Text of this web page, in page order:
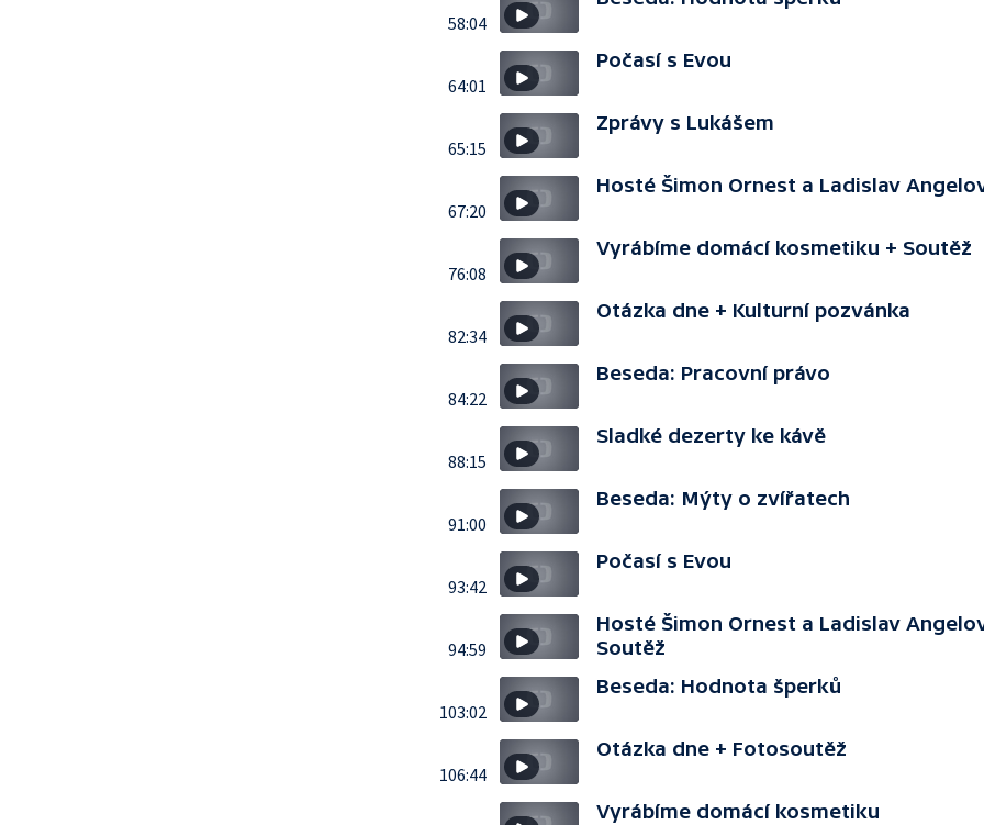
58:04
64:01
Počasí s Evou
65:15
Zprávy s Lukášem
67:20
Hosté Šimon Ornest a Ladislav
76:08
Vyrábíme domácí kosmetiku + Soutěž
82:34
Otázka dne + Kulturní pozvánka
84:22
Beseda: Pracovní právo
88:15
Sladké dezerty ke kávě
91:00
Beseda: Mýty o zvířatech
93:42
Počasí s Evou
94:59
Hosté Šimon Ornest a Ladislav
Soutěž
103:02
Beseda: Hodnota šperků
106:44
Otázka dne + Fotosoutěž
Vyrábíme domácí kosmetiku